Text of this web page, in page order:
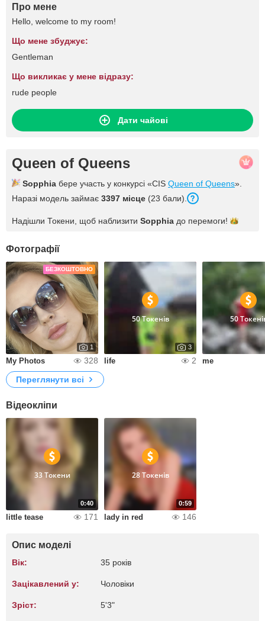
Про мене
Hello, welcome to my room!
Що мене збуджує:
Gentleman
Що викликає у мене відразу:
rude people
Дати чайові
Queen of Queens
Sopphia бере участь у конкурсі «CIS Queen of Queens».
Наразі модель займає 3397 місце (23 бали).
Надішли Токени, щоб наблизити Sopphia до перемоги!
Фотографії
БЕЗКОШТОВНО
1
My Photos 328
50 Токенів
3
life 2
50
me
Переглянути всі
Відеокліпи
0:40
33 Токени
little tease 171
0:59
28 Токенів
lady in red 146
Опис моделі
Вік: 35 років
Зацікавлений у: Чоловіки
Зріст: 5'3"